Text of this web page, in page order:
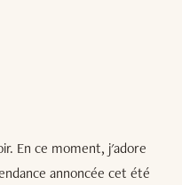
En ce moment, j'adore
annoncée cet été